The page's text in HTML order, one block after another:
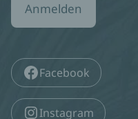
Anmelden
Facebook
Instagram